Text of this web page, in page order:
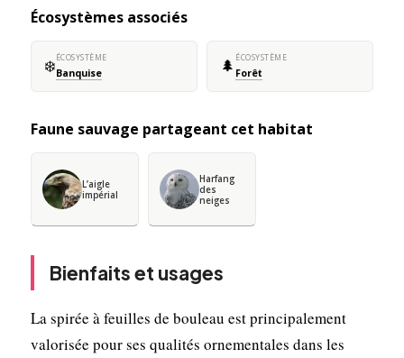
Écosystèmes associés
❄️ÉCOSYSTÈME
Banquise 🌲 ÉCOSYSTÈME
Forêt
Faune sauvage partageant cet habitat
L’aigle
impérial
Harfang
des
neiges
Bienfaits et usages
La spirée à feuilles de bouleau est principalement
valorisée pour ses qualités ornementales dans les